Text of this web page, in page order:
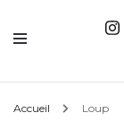
Accueil Loup